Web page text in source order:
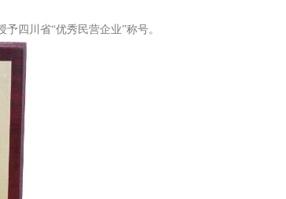
四川省“优秀民营企业”称号。